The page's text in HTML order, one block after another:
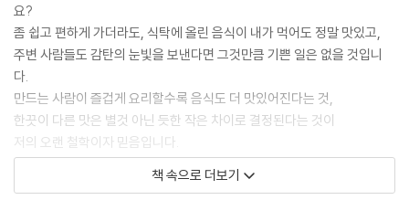
아하부장의 세 번째 맛
TOP 51 한정식집 잡채 · 130
TOP 52 두 가지 스타일 불고기덮밥 · 132
TOP 53 보들보들 매운 갈비찜 · 134
TOP 54 매콤달콤 오징어덮밥 · 136
TOP 55 바삭 촉촉 매운 깐풍기 · 138
TOP 56 고깃집 폭탄 계란찜 · 140
TOP 57 살이 꽉 찬 간장게장 · 142
요?
좀 쉽고 편하게 가더라도, 식탁에 올린 음식이 내가 먹어도 정말 맛있고,
주변 사람들도 감탄의 눈빛을 보낸다면 그것만큼 기쁜 일은 없을 것입니
다.
만드는 사람이 즐겁게 요리할수록 음식도 더 맛있어진다는 것,
한끗이 다른 맛은 별것 아닌 듯한 작은 차이로 결정된다는 것이
저의 오랜 철학이자 믿음입니다.
우리, 이제는 스트레스 없이 요리해봅시다!
--- 「Prologue 아하부장의 말」 중에서
책 속으로 더보기